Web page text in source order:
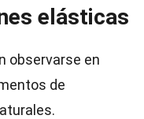
elásticas
observarse en
de